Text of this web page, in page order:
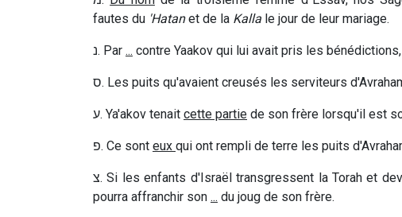
fautes du 'Hatanet de la Kalla le jour de leur mariage.
נ. Par ... contre Yaakov qui lui avait pris les
ס. Les puits qu'avaient creusés les serviteurs
ע. Ya'akov tenait cette partie de son frère lorsqu'il est
פ. Ce sont eux qui ont rempli de terre les puits
צ. Si les enfants d'Israël transgressent la Torah et
pourra affranchir son ... du joug de son frère.